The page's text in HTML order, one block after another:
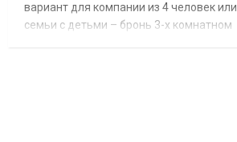
вариант для компании из 4 человек или
семьи с детьми – бронь 3-х комнатном